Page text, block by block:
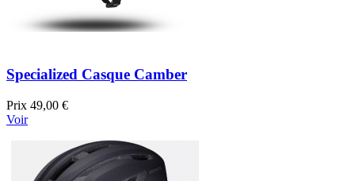
Specialized Casque Camber
Prix 49,00 €
Voir